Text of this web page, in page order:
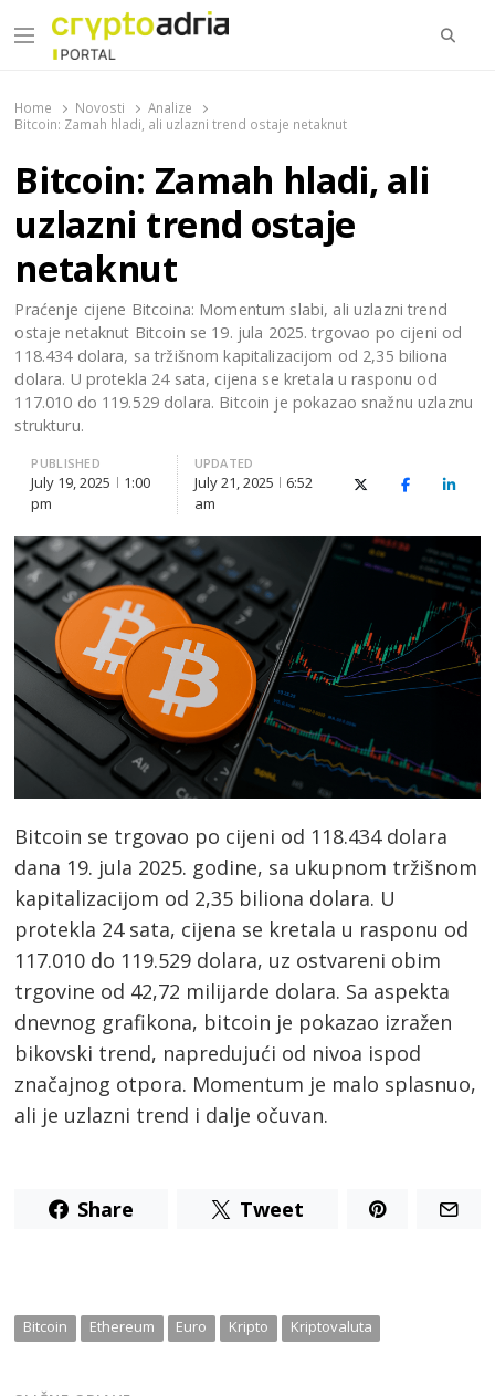
Menu
Home Novosti
Analize
Bitcoin: Zamah hladi, ali uzlazni trend ostaje netaknut
Bitcoin: Zamah hladi, ali
uzlazni trend ostaje
netaknut
Praćenje cijene Bitcoina: Momentum slabi, ali uzlazni trend
ostaje netaknut Bitcoin se 19. jula 2025. trgovao po cijeni od
118.434 dolara, sa tržišnom kapitalizacijom od 2,35 biliona
dolara. U protekla 24 sata, cijena se kretala u rasponu od
117.010 do 119.529 dolara. Bitcoin je pokazao snažnu uzlaznu
strukturu.
PUBLISHED
July 19, 2025
1:00
pm
UPDATED
July 21, 2025
6:52
am
X (Twitter)Facebook
Bitcoin se trgovao po cijeni od 118.434 dolara
dana 19. jula 2025. godine, sa ukupnom tržišnom
kapitalizacijom od 2,35 biliona dolara. U
protekla 24 sata, cijena se kretala u rasponu od
117.010 do 119.529 dolara, uz ostvareni obim
trgovine od 42,72 milijarde dolara. Sa aspekta
dnevnog grafikona, bitcoin je pokazao izražen
bikovski trend, napredujući od nivoa ispod
značajnog otpora. Momentum je malo splasnuo,
ali je uzlazni trend i dalje očuvan.
Share Tweet
Bitcoin Ethereum Euro Kripto Kriptovaluta